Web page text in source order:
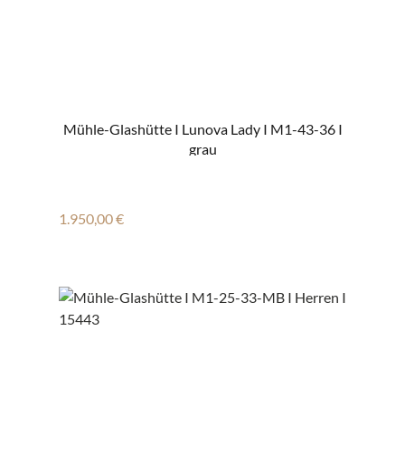
Mühle-Glashütte I Lunova Lady I M1-43-36 I
grau
Regulärer Preis:
1.950,00 €